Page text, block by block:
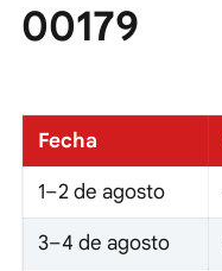
00179
Fecha
1–2 de agosto
3–4 de agosto